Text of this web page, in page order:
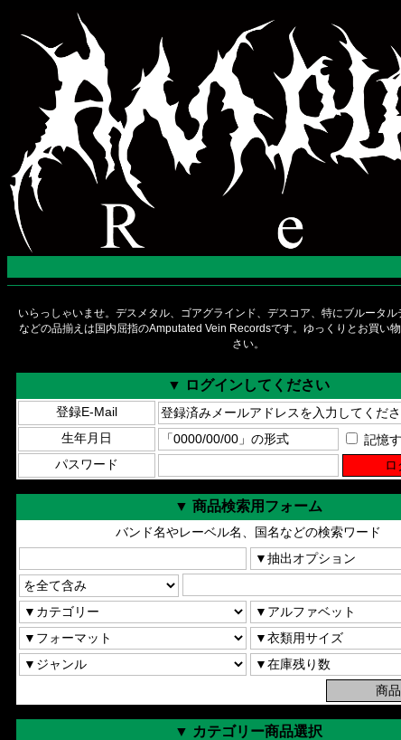
いらっしゃいませ。デスメタル、ゴアグラインド、デスコア、特にブルータル
などの品揃えは国内屈指のAmputated Vein Recordsです。ゆっくりとお買い
さい。
▼ ログインしてください
登録E-Mail
生年月日
記憶
パスワード
▼ 商品検索用フォーム
バンド名やレーベル名、国名などの検索ワード
▼ カテゴリー商品選択